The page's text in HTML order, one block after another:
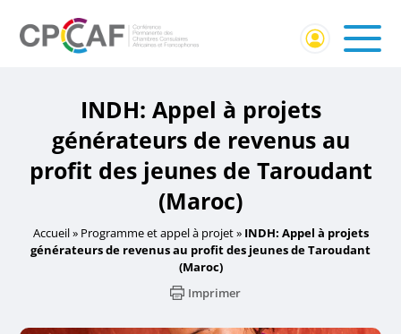
INDH: Appel à projets
générateurs de revenus au
profit des jeunes de Taroudant
(Maroc)
Accueil» Programme et appel à projet» INDH: Appel à projets
générateurs de revenus au profit des jeunes de Taroudant
(Maroc)
Imprimer